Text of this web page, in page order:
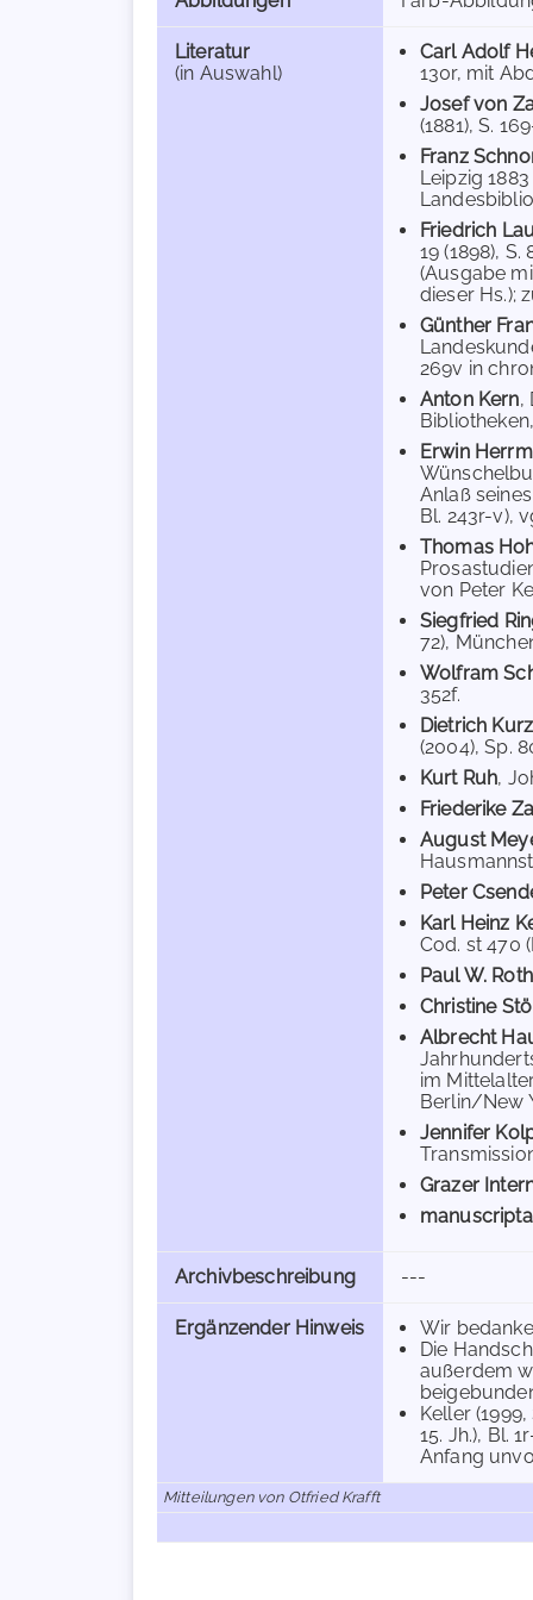
Literatur
(in Auswahl)
Carl Adolf
130r, mit
Josef von
(1881), S.
Franz
Leipzig
Friedrich
19 (1898),
(Ausgabe
dieser Hs.);
Günther
269v in
Anton Kern,
Erwin
Anlaß
Bl. 243r-v),
Thomas
von Peter
Siegfried
72),
Wolfram
352f.
Dietrich
(2004), Sp.
Kurt Ruh,
Friederike
August
Peter
Karl Heinz
Cod. st 470
Paul W. Roth
Christine
Albrecht
im
Berlin/New
Jennifer
Grazer
Archivbeschreibung ---
Ergänzender Hinweis
Wir
Die
außerdem
Keller
15. Jh.), Bl.
Anfang
Mitteilungen von Otfried Krafft